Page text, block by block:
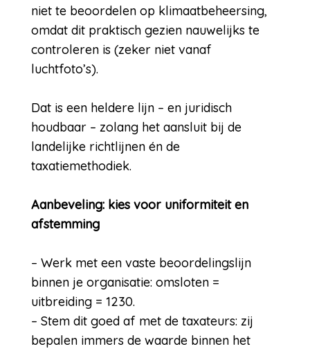
niet te beoordelen op klimaatbeheersing,
omdat dit praktisch gezien nauwelijks te
controleren is (zeker niet vanaf
luchtfoto’s).
Dat is een heldere lijn – en juridisch
houdbaar – zolang het aansluit bij de
landelijke richtlijnen én de
taxatiemethodiek.
Aanbeveling: kies voor uniformiteit en
afstemming
– Werk met een vaste beoordelingslijn
binnen je organisatie: omsloten =
uitbreiding = 1230.
– Stem dit goed af met de taxateurs: zij
bepalen immers de waarde binnen het